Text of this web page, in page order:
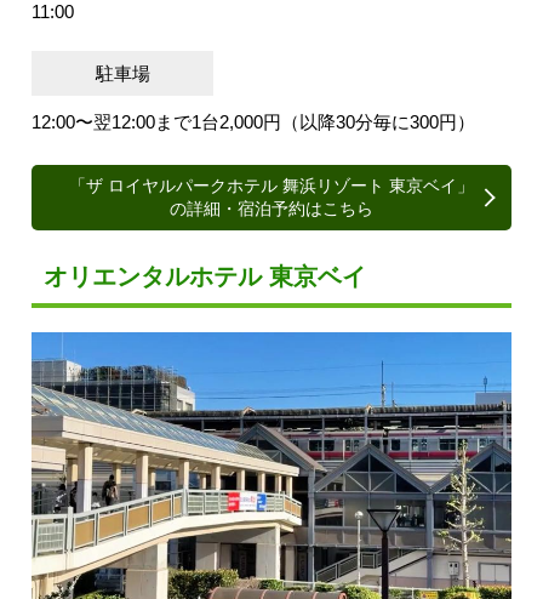
11:00
駐車場
12:00〜翌12:00まで1台2,000円（以降30分毎に300円）
「ザ ロイヤルパークホテル 舞浜リゾート 東京ベイ」
の詳細・宿泊予約はこちら
オリエンタルホテル 東京ベイ